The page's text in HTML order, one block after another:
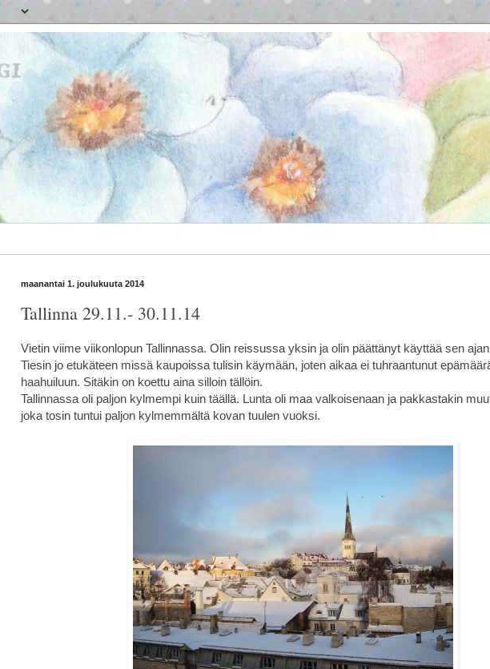
maanantai 1. joulukuuta 2014
Tallinna 29.11.- 30.11.14
Vietin viime viikonlopun Tallinnassa. Olin reissussa yksin ja olin päättänyt käyttää sen
Tiesin jo etukäteen missä kaupoissa tulisin käymään, joten aikaa ei tuhraantunut
haahuiluun. Sitäkin on koettu aina silloin tällöin.
Tallinnassa oli paljon kylmempi kuin täällä. Lunta oli maa valkoisenaan ja pakkastakin
joka tosin tuntui paljon kylmemmältä kovan tuulen vuoksi.